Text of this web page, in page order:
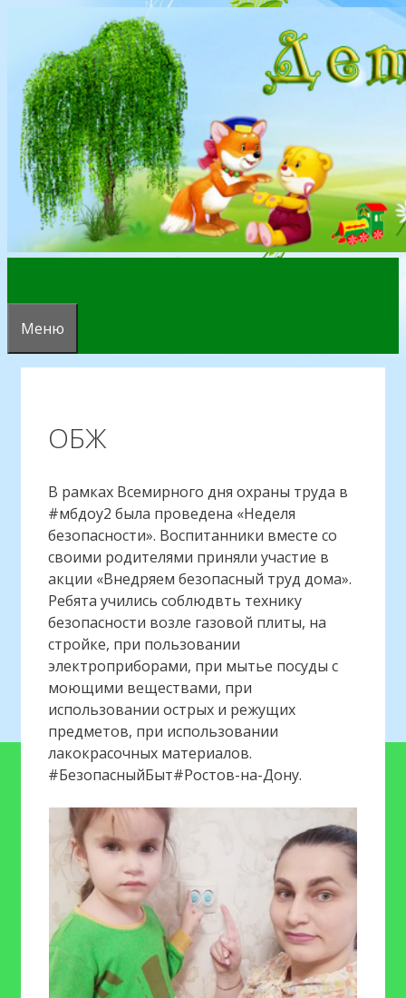
содержимому
Меню
ОБЖ
В рамках Всемирного дня охраны труда в
#мбдоу2 была проведена «Неделя
безопасности». Воспитанники вместе со
своими родителями приняли участие в
акции «Внедряем безопасный труд дома».
Ребята учились соблюдвть технику
безопасности возле газовой плиты, на
стройке, при пользовании
электроприборами, при мытье посуды с
моющими веществами, при
использовании острых и режущих
предметов, при использовании
лакокрасочных материалов.
#БезопасныйБыт#Ростов-на-Дону.